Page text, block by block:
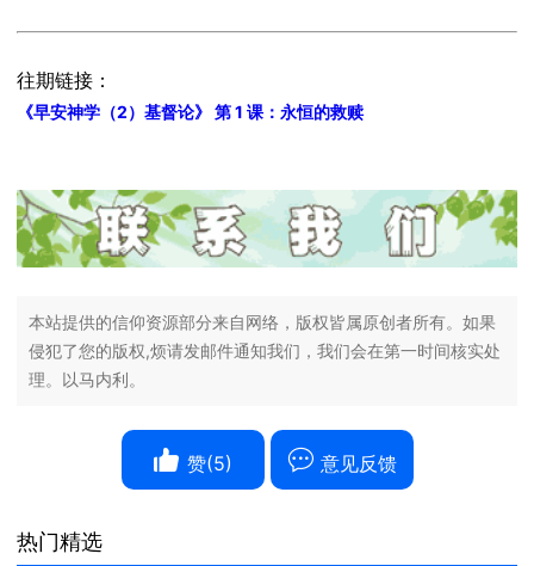
往期链接 ：
《早安神学（2）基督论》 第 1 课：永恒的救赎
本站提供的信仰资源部分来自网络，版权皆属原创者所有。如果
侵犯了您的版权,烦请发邮件通知我们，我们会在第一时间核实处
理。以马内利。
赞(5) 意见反馈
热门精选